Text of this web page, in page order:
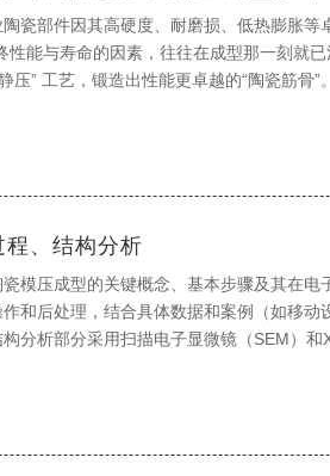
瓷部件因其高硬度、耐磨损、低热膨胀等
性能与寿命的因素，往往在成型那一刻就
压” 工艺，锻造出性能更卓越的“陶瓷筋骨”。
程、结构分析
模压成型的关键概念、基本步骤及其在电
和后处理，结合具体数据和案例（如移动
分析部分采用扫描电子显微镜（SEM）和
统计证据。结论部分总结了该技术的优势
来发展方向。全文旨在通过实证内容支持